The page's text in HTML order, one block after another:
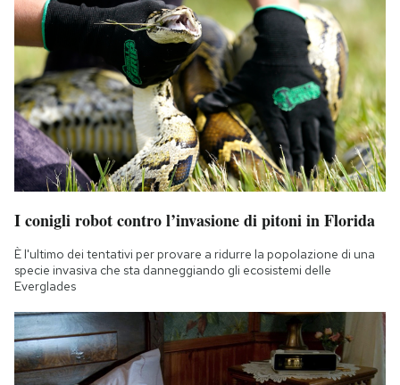
I conigli robot contro l’invasione di pitoni in Florida
È l'ultimo dei tentativi per provare a ridurre la popolazione di una
specie invasiva che sta danneggiando gli ecosistemi delle
Everglades